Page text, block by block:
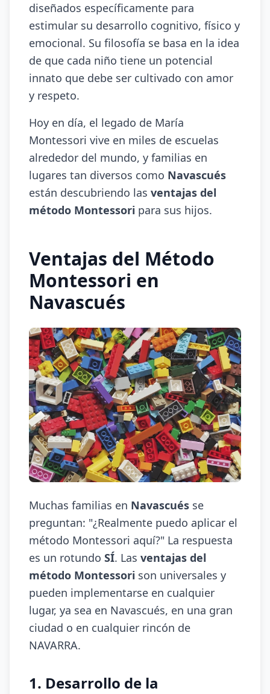
diseñados específicamente para
estimular su desarrollo cognitivo, físico y
emocional. Su filosofía se basa en la idea
de que cada niño tiene un potencial
innato que debe ser cultivado con amor
y respeto.
Hoy en día, el legado de María
Montessori vive en miles de escuelas
alrededor del mundo, y familias en
lugares tan diversos como Navascués
están descubriendo las ventajas del
método Montessori para sus hijos.
Ventajas del Método
Montessori en
Navascués
Muchas familias en Navascués se
preguntan: "¿Realmente puedo aplicar el
método Montessori aquí?" La respuesta
es un rotundo SÍ. Las ventajas del
método Montessori son universales y
pueden implementarse en cualquier
lugar, ya sea en Navascués, en una gran
ciudad o en cualquier rincón de
NAVARRA.
1. Desarrollo de la